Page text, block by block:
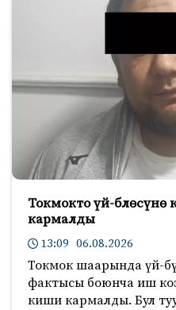
Токмокто үй-блөсүнө
кармалды
13:09 06.08.2026
Токмок шаарында үй-
фактысы боюнча иш
киши кармалды. Бул